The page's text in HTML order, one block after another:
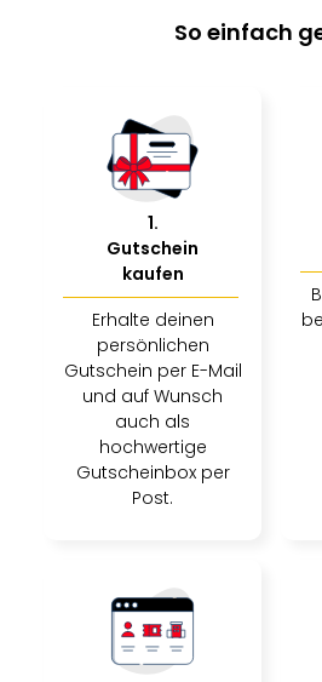
So einfach
1.
Gutschein
kaufen
Erhalte deinen
persönlichen
Gutschein per E-Mail
und auf Wunsch
auch als
hochwertige
Gutscheinbox per
Post.